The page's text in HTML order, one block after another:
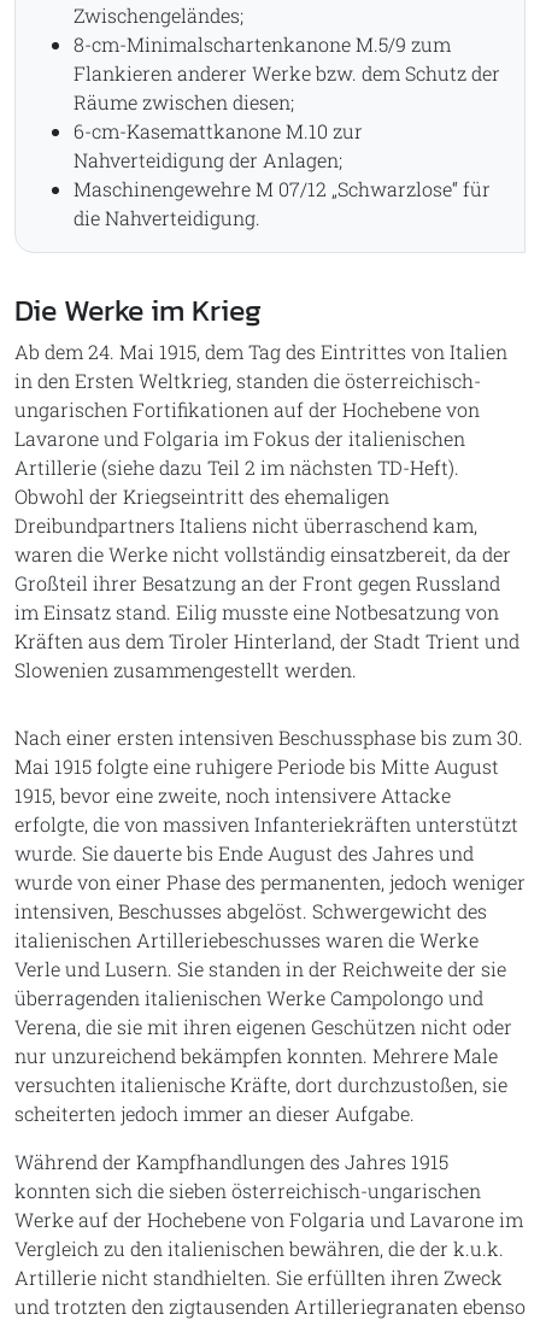
Zwischengeländes;
8-cm-Minimalschartenkanone M.5/9 zum
Flankieren anderer Werke bzw. dem Schutz der
Räume zwischen diesen;
6-cm-Kasemattkanone M.10 zur
Nahverteidigung der Anlagen;
Maschinengewehre M 07/12 „Schwarzlose“ für
die Nahverteidigung.
Die Werke im Krieg
Ab dem 24. Mai 1915, dem Tag des Eintrittes von Italien
in den Ersten Weltkrieg, standen die österreichisch-
ungarischen Fortifikationen auf der Hochebene von
Lavarone und Folgaria im Fokus der italienischen
Artillerie (siehe dazu Teil 2 im nächsten TD-Heft).
Obwohl der Kriegseintritt des ehemaligen
Dreibundpartners Italiens nicht überraschend kam,
waren die Werke nicht vollständig einsatzbereit, da der
Großteil ihrer Besatzung an der Front gegen Russland
im Einsatz stand. Eilig musste eine Notbesatzung von
Kräften aus dem Tiroler Hinterland, der Stadt Trient und
Slowenien zusammengestellt werden.
Nach einer ersten intensiven Beschussphase bis zum 30.
Mai 1915 folgte eine ruhigere Periode bis Mitte August
1915, bevor eine zweite, noch intensivere Attacke
erfolgte, die von massiven Infanteriekräften unterstützt
wurde. Sie dauerte bis Ende August des Jahres und
wurde von einer Phase des permanenten, jedoch weniger
intensiven, Beschusses abgelöst. Schwergewicht des
italienischen Artilleriebeschusses waren die Werke
Verle und Lusern. Sie standen in der Reichweite der sie
überragenden italienischen Werke Campolongo und
Verena, die sie mit ihren eigenen Geschützen nicht oder
nur unzureichend bekämpfen konnten. Mehrere Male
versuchten italienische Kräfte, dort durchzustoßen, sie
scheiterten jedoch immer an dieser Aufgabe.
Während der Kampfhandlungen des Jahres 1915
konnten sich die sieben österreichisch-ungarischen
Werke auf der Hochebene von Folgaria und Lavarone im
Vergleich zu den italienischen bewähren, die der k.u.k.
Artillerie nicht standhielten. Sie erfüllten ihren Zweck
und trotzten den zigtausenden Artilleriegranaten ebenso